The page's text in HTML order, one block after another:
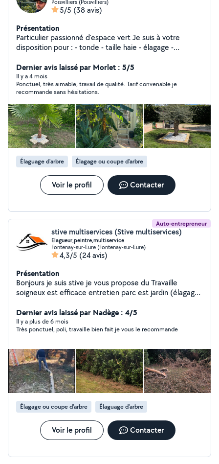
Poisvilliers (Poisvilliers)
5/5 (38 avis)
Présentation
Particulier passionné d'espace vert Je suis à votre
disposition pour : - tonde - taille haie - élagage -
du prêt de matériels. Je suis équipé d'un camion avec
benne basculante pour le retrait des déchets.
Disponible respectueux ponctuel n'hésitez pas à me
contacter
Dernier avis laissé par Morlet : 5/5
Il y a 4 mois
Ponctuel, très aimable, travail de qualité. Tarif convenable je
recommande sans hésitations.
Élaguage d'arbre Élagage ou coupe d'arbre
Voir le profil Contacter
Auto-entrepreneur
stive multiservices (Stive multiservices)
Elagueur,peintre,multiservice
Fontenay-sur-Eure (Fontenay-sur-Eure)
4,3/5 (24 avis)
Présentation
Bonjours je suis stive je vous propose du Travaille
soigneux est efficace entretien parc est jardin (élagage)
Dernier avis laissé par Nadège : 4/5
Il y a plus de 6 mois
Très ponctuel, poli, travaille bien fait je vous le recommande
Élagage ou coupe d'arbre Élaguage d'arbre
Voir le profil Contacter